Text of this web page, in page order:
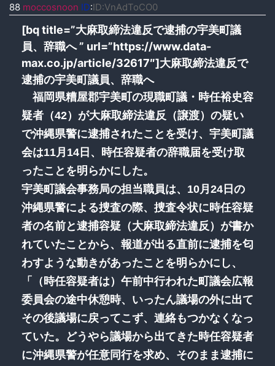
88 moccosnoon ID:ID:VnAdToCO0
[bq title=”大麻取締法違反で逮捕の宇美町議
員、辞職へ ” url=”https://www.data-
max.co.jp/article/32617″]大麻取締法違反で
逮捕の宇美町議員、辞職へ
福岡県糟屋郡宇美町の現職町議・時任裕史容
疑者（42）が大麻取締法違反（譲渡）の疑い
で沖縄県警に逮捕されたことを受け、宇美町議
会は11月14日、時任容疑者の辞職届を受け取
ったことを明らかにした。
宇美町議会事務局の担当職員は、10月24日の
沖縄県警による捜査の際、捜査令状に時任容疑
者の名前と逮捕容疑（大麻取締法違反）が書か
れていたことから、報道が出る直前に逮捕を匂
わすような動きがあったことを明らかにし、
「（時任容疑者は）午前中行われた町議会広報
委員会の途中休憩時、いったん議場の外に出て
その後議場に戻ってこず、連絡もつかなくなっ
ていた。どうやら議場から出てきた時任容疑者
に沖縄県警が任意同行を求め、そのまま逮捕に